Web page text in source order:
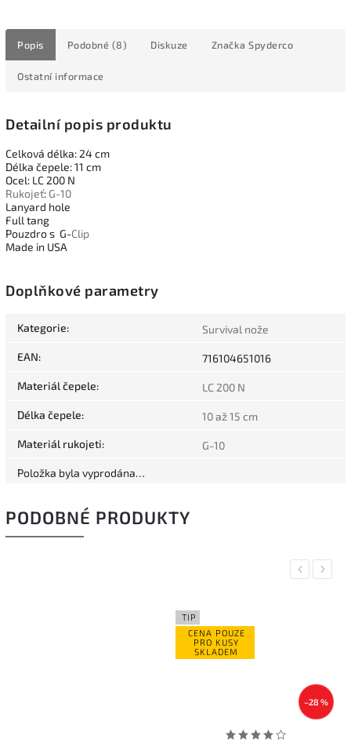
Popis Podobné (8) Diskuze Značka Spyderco
Ostatní informace
Detailní popis produktu
Celková délka: 24 cm
Délka čepele: 11 cm
Ocel: LC 200 N
Rukojeť: G-10
Lanyard hole
Full tang
Pouzdro s G-Clip
Made in USA
Doplňkové parametry
Kategorie: Survival nože
EAN: 716104651016
Materiál čepele: LC 200 N
Délka čepele: 10 až 15 cm
Materiál rukojeti: G-10
Položka byla vyprodána…
PODOBNÉ PRODUKTY
Previous
TIP
CENA POUZE
PRO KUSY
SKLADEM
–28 %
Next